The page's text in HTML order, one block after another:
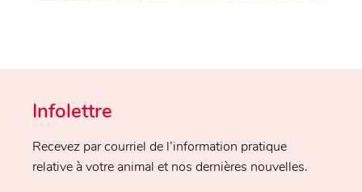
Infolettre
Recevez par courriel de l’information pratique
relative à votre animal et nos dernières nouvelles.